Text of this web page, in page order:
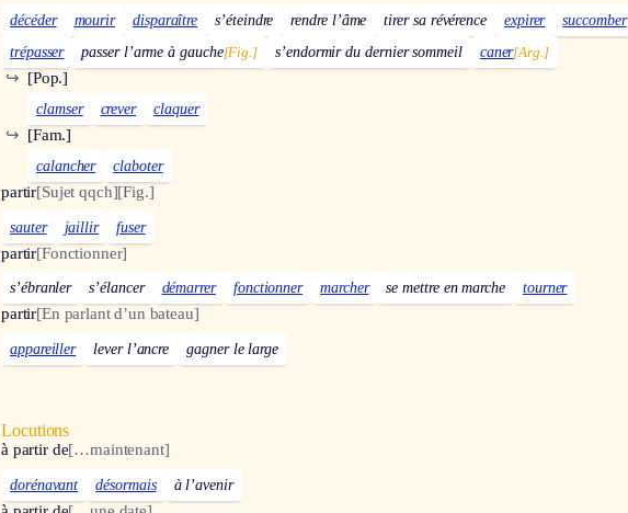
décéder mourir disparaître s’éteindre rendre l’âme tirer sa révérence expirer
succomber
trépasser
passer l’arme à gauche[Fig.] s’endormir du dernier sommeil caner[Arg.]
[Pop.]
↪
clamser crever claquer
[Fam.]
↪
calancher claboter
partir[Sujet qqch][Fig.]
sauter jaillir fuser
partir[Fonctionner]
s’ébranler s’élancer démarrer fonctionner marcher se mettre en marche tourner
partir[En parlant d’un bateau]
appareiller lever l’ancre gagner le large
Locutions
à partir de[…maintenant]
dorénavant désormais à l’avenir